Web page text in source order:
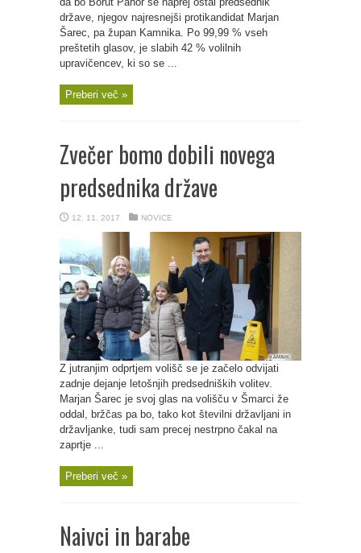
države, njegov najresnejši protikandidat Marjan
Šarec, pa župan Kamnika. Po 99,99 % vseh
preštetih glasov, je slabih 42 % volilnih
upravičencev, ki so se ...
Preberi več »
Zvečer bomo dobili novega
predsednika države
12. 11. 2017 NOVICE
Z jutranjim odprtjem volišč se je začelo odvijati
zadnje dejanje letošnjih predsedniških volitev.
Marjan Šarec je svoj glas na volišču v Šmarci že
oddal, bržčas pa bo, tako kot številni državljani in
državljanke, tudi sam precej nestrpno čakal na
zaprtje ...
Preberi več »
Naivci in barabe